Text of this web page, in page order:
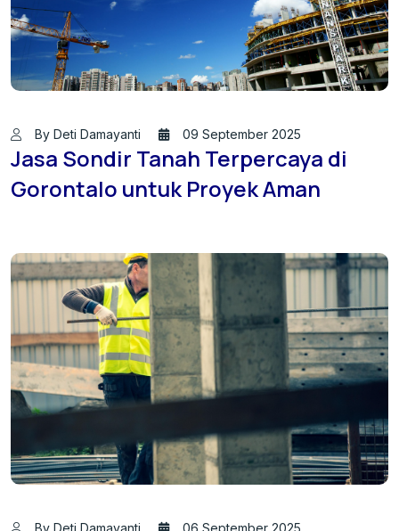
By Deti Damayanti 09 September 2025
Jasa Sondir Tanah Terpercaya di
Gorontalo untuk Proyek Aman
By Deti Damayanti 06 September 2025